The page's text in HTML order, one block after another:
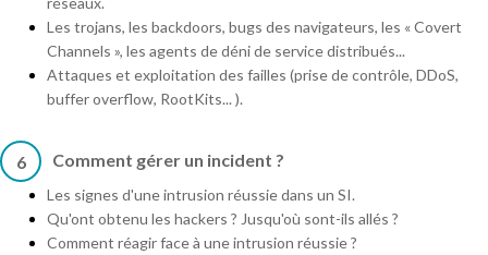
Les trojans, les backdoors, bugs des navigateurs, les « Covert
Channels », les agents de déni de service distribués...
Attaques et exploitation des failles (prise de contrôle, DDoS,
buffer overflow, RootKits... ).
6 Comment gérer un incident ?
Les signes d'une intrusion réussie dans un SI.
Qu'ont obtenu les hackers ? Jusqu'où sont-ils allés ?
Comment réagir face à une intrusion réussie ?